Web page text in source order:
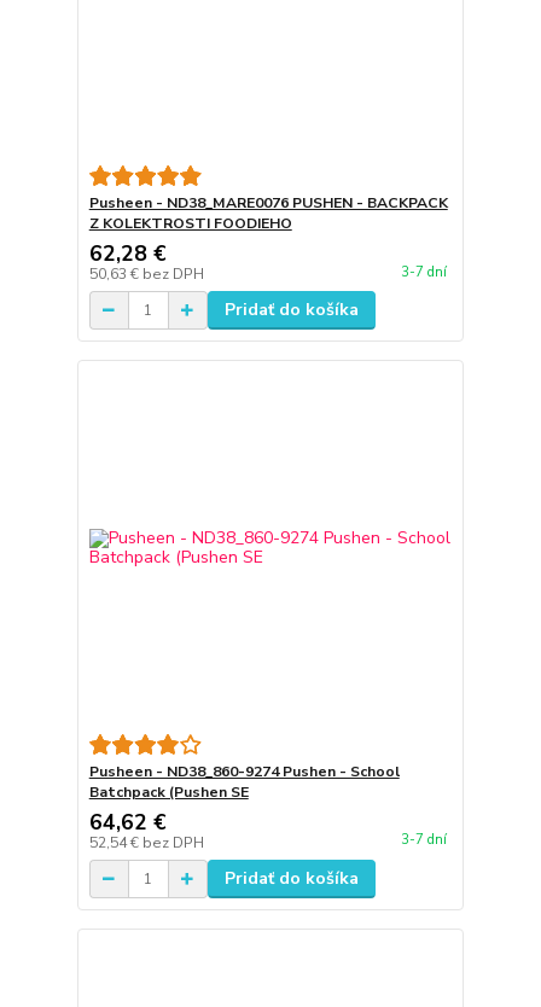
Pusheen - ND38_MARE0076 PUSHEN - BACKPACK
Z KOLEKTROSTI FOODIEHO
62,28 €
50,63 € bez DPH 3-7 dní
Pridať do košíka
Pusheen - ND38_860-9274 Pushen - School
Batchpack (Pushen SE
64,62 €
52,54 € bez DPH 3-7 dní
Pridať do košíka